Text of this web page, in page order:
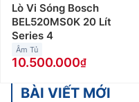
Lò Vi Sóng Bosch
BEL520MS0K 20 Lít
Series 4
Âm Tủ
10.500.000
BÀI VIẾT MỚI